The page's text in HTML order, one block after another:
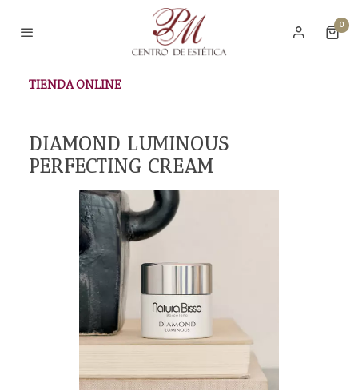
0
TIENDA ONLINE
DIAMOND LUMINOUS
PERFECTING CREAM